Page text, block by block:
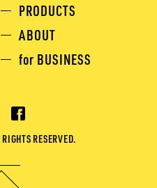
PRODUCTS
ABOUT
for BUSINESS
RESERVED.